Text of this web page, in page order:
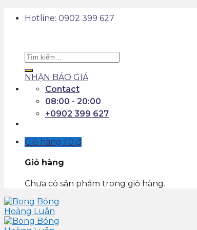
Hotline: 0902 399 627
Tìm
kiếm:
NHẬN BÁO GIÁ
Contact
08:00 - 20:00
+0902 399 627
Giỏ hàng / 0 ₫
Giỏ hàng
Chưa có sản phẩm trong giỏ hàng.